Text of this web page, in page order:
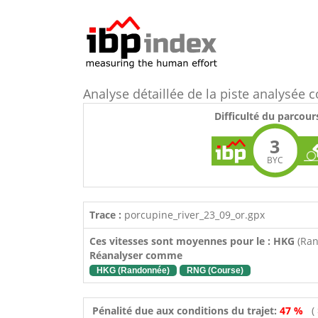
Analyse détaillée de la piste analysée
Difficulté du
3
BYC
Trace : porcupine_river_23_09_or.gpx
Ces vitesses sont moyennes pour le : HKG
Réanalyser comme
HKG (Randonnée) RNG (Course)
Pénalité due aux conditions du trajet: 47 % (